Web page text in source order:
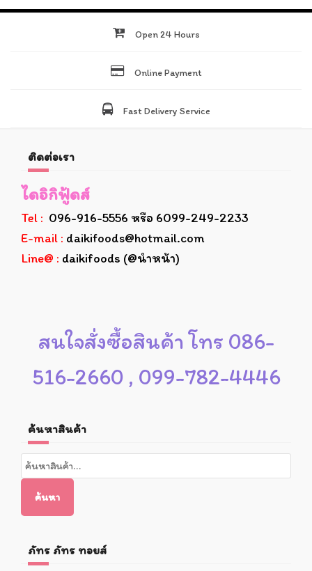
Open 24 Hours
Online Payment
Fast Delivery Service
ติดต่อเรา
ไดอิกิฟู้ดส์
Tel : 096-916-5556 หรือ 6099-249-2233
E-mail : daikifoods@hotmail.com
Line@ : daikifoods (@นำหน้า)
สนใจสั่งซื้อสินค้า โทร 086-
516-2660 , 099-782-4446
ค้นหาสินค้า
ค้นหา:
ค้นหา
ภัทร ภัทร ทอยส์